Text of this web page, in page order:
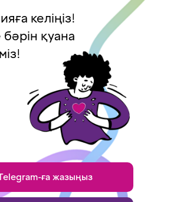
келіңіз!
бәрін қуана
ға жазыңыз